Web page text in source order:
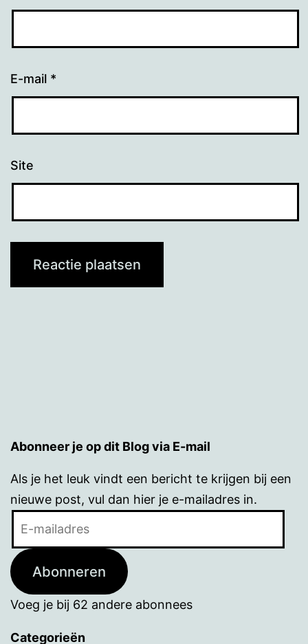
E-mail *
Site
Abonneer je op dit Blog via E-mail
Als je het leuk vindt een bericht te krijgen bij een
nieuwe post, vul dan hier je e-mailadres in.
Abonneren
Voeg je bij 62 andere abonnees
Categorieën